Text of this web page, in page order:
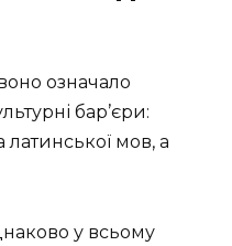
бар’єри:
мов, а
у всьому